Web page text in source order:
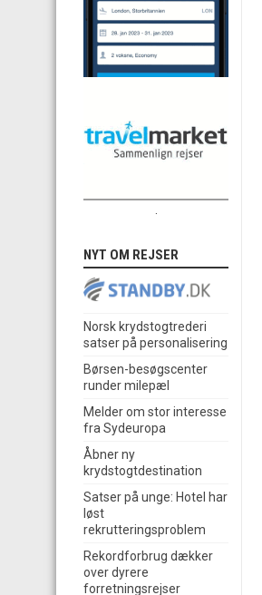
NYT OM REJSER
Norsk krydstogtrederi
satser på personalisering
Børsen-besøgscenter
runder milepæl
Melder om stor interesse
fra Sydeuropa
Åbner ny
krydstogtdestination
Satser på unge: Hotel har
løst
rekrutteringsproblem
Rekordforbrug dækker
over dyrere
forretningsrejser